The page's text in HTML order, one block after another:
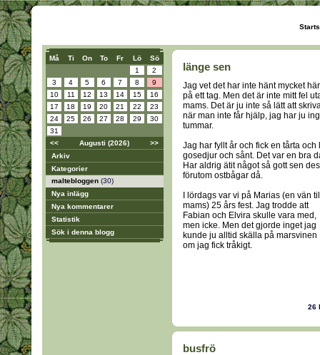
Må Ti On To Fr Lö
Sö
1
2
3
4 5 6 7 8
9
10
11 12 13 14 15
16
17
18 19 20 21 22
23
24
25 26 27 28 29
30
31
<<
Augusti (2026)
>>
Arkiv
Kategorier
maltebloggen (30)
Nya inlägg
Nya kommentarer
Statistik
Sök i denna blogg
länge sen
Jag vet det har inte hänt mycket här
på ett tag. Men det är inte mitt fel
mams. Det är ju inte så lätt att
när man inte får hjälp, jag har ju
tummar.
Jag har fyllt år och fick en tårta och
gosedjur och sånt. Det var en bra
Har aldrig ätit något så gott sen
förutom ostbågar då.
I lördags var vi på Marias (en vän
mams) 25 års fest. Jag trodde att
Fabian och Elvira skulle vara med,
men icke. Men det gjorde inget jag
kunde ju alltid skälla på marsvinen
om jag fick tråkigt.
26
busfrö